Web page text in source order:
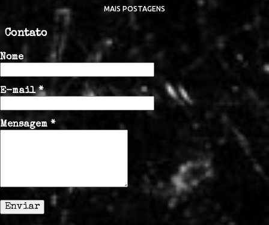
MAIS POSTAGENS
Contato
Nome
E-mail*
Mensagem *